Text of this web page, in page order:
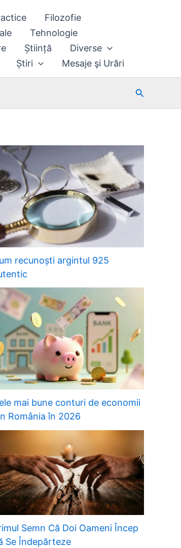
Filozofie
Tehnologie
Știință
Diverse
Știri Mesaje şi Urări
Search
recunoști argintul 925
mai bune conturi de economii
România în 2026
Semn Că Doi Oameni Încep
Se Îndepărteze